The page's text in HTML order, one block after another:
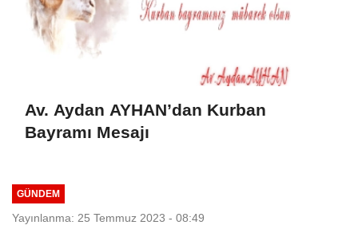
Av. Aydan AYHAN’dan Kurban
Bayramı Mesajı
GÜNDEM
Yayınlanma: 25 Temmuz 2023 - 08:49